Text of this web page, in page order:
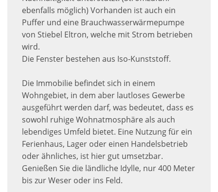
ebenfalls möglich) Vorhanden ist auch ein
Puffer und eine Brauchwasserwärmepumpe
von Stiebel Eltron, welche mit Strom betrieben
wird.
Die Fenster bestehen aus Iso-Kunststoff.
Die Immobilie befindet sich in einem
Wohngebiet, in dem aber lautloses Gewerbe
ausgeführt werden darf, was bedeutet, dass es
sowohl ruhige Wohnatmosphäre als auch
lebendiges Umfeld bietet. Eine Nutzung für ein
Ferienhaus, Lager oder einen Handelsbetrieb
oder ähnliches, ist hier gut umsetzbar.
Genießen Sie die ländliche Idylle, nur 400 Meter
bis zur Weser oder ins Feld.